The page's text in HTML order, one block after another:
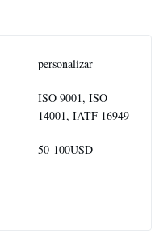
personalizar
ISO 9001, ISO
14001, IATF 16949
50-100USD